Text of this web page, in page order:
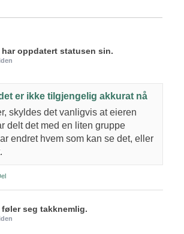
har oppdatert statusen sin.
er ikke tilgjengelig akkurat nå
skyldes det vanligvis at eieren
delt det med en liten gruppe
endret hvem som kan se det, eller
føler seg takknemlig.